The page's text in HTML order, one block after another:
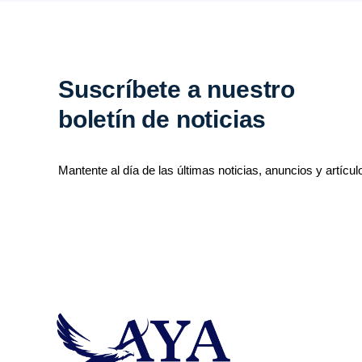
Suscríbete a nuestro
boletín de noticias
Mantente al día de las últimas noticias, anuncios y